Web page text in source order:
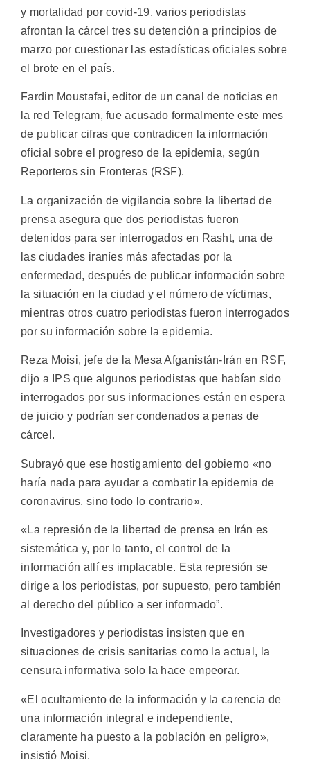
y mortalidad por covid-19, varios periodistas
afrontan la cárcel tres su detención a principios de
marzo por cuestionar las estadísticas oficiales sobre
el brote en el país.
Fardin Moustafai, editor de un canal de noticias en
la red Telegram, fue acusado formalmente este mes
de publicar cifras que contradicen la información
oficial sobre el progreso de la epidemia, según
Reporteros sin Fronteras (RSF).
La organización de vigilancia sobre la libertad de
prensa asegura que dos periodistas fueron
detenidos para ser interrogados en Rasht, una de
las ciudades iraníes más afectadas por la
enfermedad, después de publicar información sobre
la situación en la ciudad y el número de víctimas,
mientras otros cuatro periodistas fueron interrogados
por su información sobre la epidemia.
Reza Moisi, jefe de la Mesa Afganistán-Irán en RSF,
dijo a IPS que algunos periodistas que habían sido
interrogados por sus informaciones están en espera
de juicio y podrían ser condenados a penas de
cárcel.
Subrayó que ese hostigamiento del gobierno «no
haría nada para ayudar a combatir la epidemia de
coronavirus, sino todo lo contrario».
«La represión de la libertad de prensa en Irán es
sistemática y, por lo tanto, el control de la
información allí es implacable. Esta represión se
dirige a los periodistas, por supuesto, pero también
al derecho del público a ser informado”.
Investigadores y periodistas insisten que en
situaciones de crisis sanitarias como la actual, la
censura informativa solo la hace empeorar.
«El ocultamiento de la información y la carencia de
una información integral e independiente,
claramente ha puesto a la población en peligro»,
insistió Moisi.